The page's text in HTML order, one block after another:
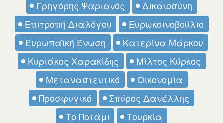
Γρηγόρης Ψαριανός
Δικαιοσύνη
Επιτροπή Διαλόγου
Ευρωκοινοβούλιο
Ευρωπαϊκή Ένωση
Κατερίνα Μάρκου
Κυριάκος Χαρακίδης
Μίλτος Κύρκος
Μεταναστευτικό
Οικονομία
Προσφυγικό
Σπύρος Δανέλλης
Το Ποτάμι
Τουρκία